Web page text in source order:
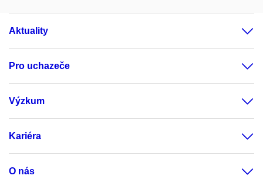
Aktuality
Pro uchazeče
Výzkum
Kariéra
O nás